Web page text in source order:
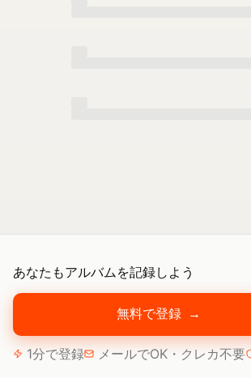
あなたもアルバムを記録しよう
無料で登録 →
1分で登録 メールでOK・クレカ不要